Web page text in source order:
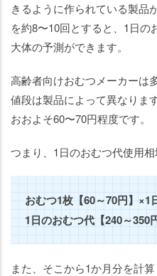
きるように作られている製品
を約8〜10回とすると、1日の
大体の予測ができます。
高齢者向けおむつメーカーは
値段は製品によって異なりま
おおよそ60〜70円程度です。
つまり、1日のおむつ代使用相
おむつ1枚【60～70円】×1
1日のおむつ代【240～350
また、そこから1か月分を計算